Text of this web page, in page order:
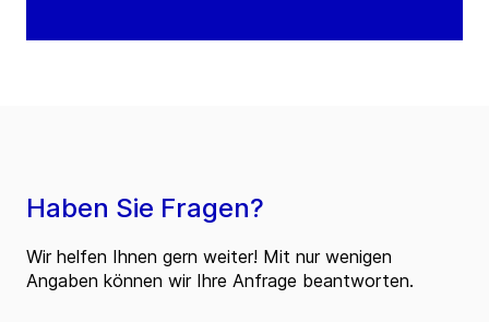
Haben Sie Fragen?
Wir helfen Ihnen gern weiter! Mit nur wenigen
Angaben können wir Ihre Anfrage beantworten.